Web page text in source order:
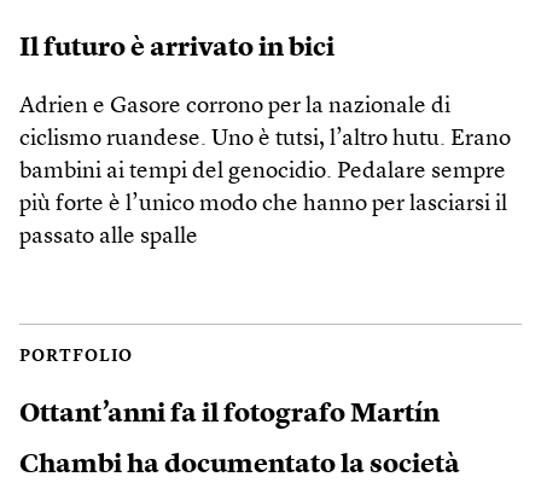
Il futuro è arrivato in bici
Adrien e Gasore corrono per la nazionale di
ciclismo ruandese. Uno è tutsi, l’altro hutu. Erano
bambini ai tempi del genocidio. Pedalare sempre
più forte è l’unico modo che hanno per lasciarsi il
passato alle spalle
PORTFOLIO
Ottant’anni fa il fotografo Martín
Chambi ha documentato la società